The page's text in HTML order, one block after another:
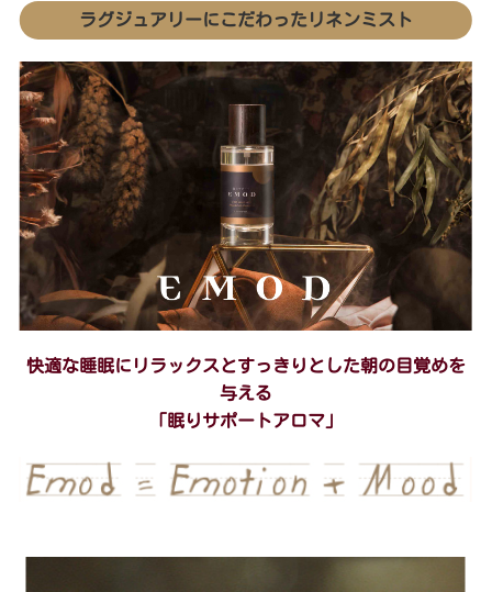
ラグジュアリーにこだわったリネンミスト
快適な睡眠にリラックスとすっきりとした朝の目覚めを
与える
「眠りサポートアロマ」